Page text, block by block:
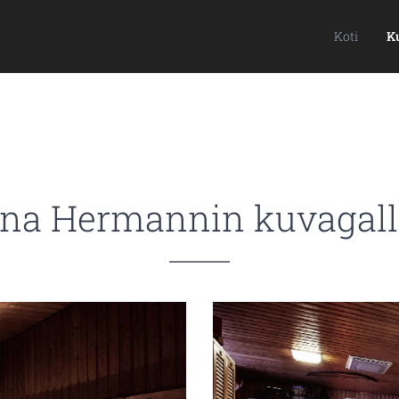
Koti
Hermannin